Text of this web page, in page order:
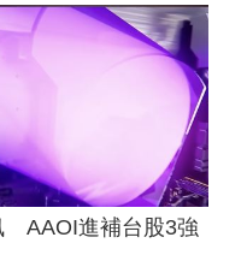
AAOI進補台股3強